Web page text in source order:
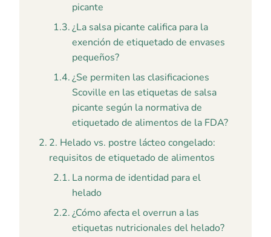
picante
¿La salsa picante califica para la
exención de etiquetado de envases
pequeños?
¿Se permiten las clasificaciones
Scoville en las etiquetas de salsa
picante según la normativa de
etiquetado de alimentos de la FDA?
2. Helado vs. postre lácteo congelado:
requisitos de etiquetado de alimentos
La norma de identidad para el
helado
¿Cómo afecta el overrun a las
etiquetas nutricionales del helado?